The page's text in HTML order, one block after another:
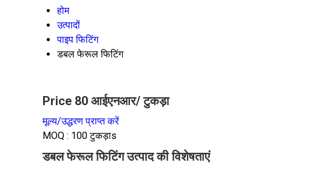
होम
उत्पादों
पाइप फिटिंग
डबल फेरूल फिटिंग
Price 80 आईएनआर/ टुकड़ा
मूल्य/उद्धरण प्राप्त करें
MOQ : 100 टुकड़ाs
डबल फेरूल फिटिंग उत्पाद की विशेषताएं